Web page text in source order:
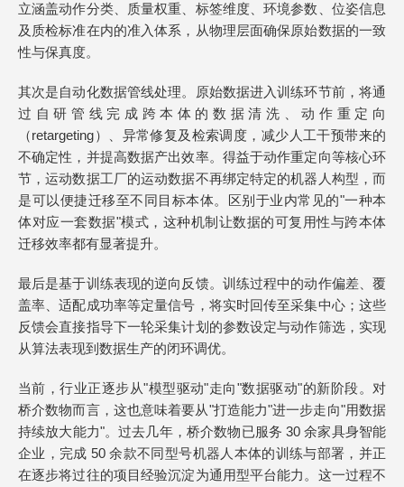
立涵盖动作分类、质量权重、标签维度、环境参数、位姿信息
及质检标准在内的准入体系，从物理层面确保原始数据的一致
性与保真度。
其次是自动化数据管线处理。原始数据进入训练环节前，将通
过自研管线完成跨本体的数据清洗、动作重定向
（retargeting）、异常修复及检索调度，减少人工干预带来的
不确定性，并提高数据产出效率。得益于动作重定向等核心环
节，运动数据工厂的运动数据不再绑定特定的机器人构型，而
是可以便捷迁移至不同目标本体。区别于业内常见的"一种本
体对应一套数据"模式，这种机制让数据的可复用性与跨本体
迁移效率都有显著提升。
最后是基于训练表现的逆向反馈。训练过程中的动作偏差、覆
盖率、适配成功率等定量信号，将实时回传至采集中心；这些
反馈会直接指导下一轮采集计划的参数设定与动作筛选，实现
从算法表现到数据生产的闭环调优。
当前，行业正逐步从"模型驱动"走向"数据驱动"的新阶段。对
桥介数物而言，这也意味着要从"打造能力"进一步走向"用数据
持续放大能力"。过去几年，桥介数物已服务 30 余家具身智能
企业，完成 50 余款不同型号机器人本体的训练与部署，并正
在逐步将过往的项目经验沉淀为通用型平台能力。这一过程不